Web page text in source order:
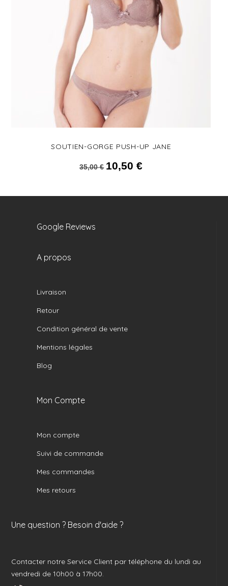
SOUTIEN-GORGE PUSH-UP JANE
35,00€ Le prix initial était : 35,00 €.
10,50€
Google Reviews
A propos
Livraison
Retour
Condition général de vente
Mentions légales
Blog
Mon Compte
Mon compte
Suivi de commande
Mes commandes
Mes retours
Une question ? Besoin d'aide ?
Contacter notre Service Client par téléphone du lundi au
vendredi de 10h00 à 17h00.